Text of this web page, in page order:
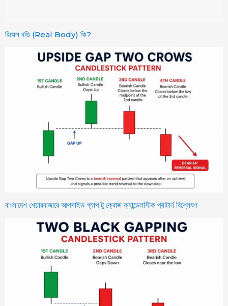
রিয়েল বডি (Real Body) কি?
বাংলাদেশ শেয়ারবাজারে আপসাইড গ্যাপ টু ক্রোজ ক্যান্ডেলস্টিক প্যাটার্ন বিশ্লেষণ